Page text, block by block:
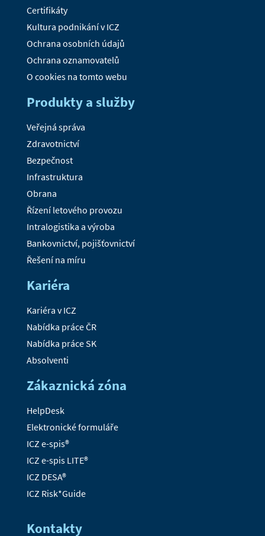
Certifikáty
Kultura podnikání v ICZ
Ochrana osobních údajů
Ochrana oznamovatelů
O cookies na tomto webu
Produkty a služby
Veřejná správa
Zdravotnictví
Bezpečnost
Infrastruktura
Obrana
Řízení letového provozu
Intralogistika a výroba
Bankovnictví, pojišťovnictví
Řešení na míru
Kariéra
Kariéra v ICZ
Nabídka práce ČR
Nabídka práce SK
Absolventi
Zákaznická zóna
HelpDesk
Elektronické formuláře
ICZ e-spis®
ICZ e-spis LITE®
ICZ DESA®
ICZ Risk*Guide
Kontakty